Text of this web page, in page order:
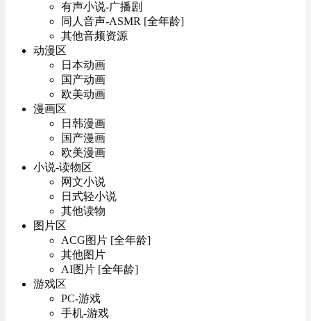
有声小说-广播剧
同人音声-ASMR [全年龄]
其他音频资源
动漫区
日本动画
国产动画
欧美动画
漫画区
日韩漫画
国产漫画
欧美漫画
小说-读物区
网文小说
日式轻小说
其他读物
图片区
ACG图片 [全年龄]
其他图片
AI图片 [全年龄]
游戏区
PC-游戏
手机-游戏